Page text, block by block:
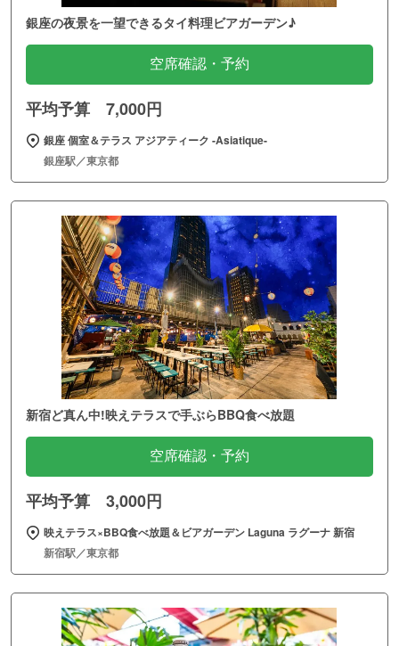
銀座の夜景を一望できるタイ料理ビアガーデン♪
空席確認・予約
平均予算 7,000円
銀座 個室＆テラス アジアティーク ‐Asiatique‐
銀座駅／東京都
新宿ど真ん中!映えテラスで手ぶらBBQ食べ放題
空席確認・予約
平均予算 3,000円
映えテラス×BBQ食べ放題＆ビアガーデン Laguna ラグーナ 新宿
新宿駅／東京都